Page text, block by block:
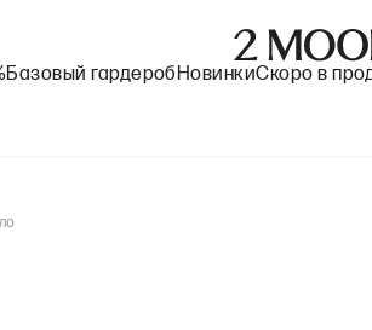
Базовый гардероб НовинкиСкоро в